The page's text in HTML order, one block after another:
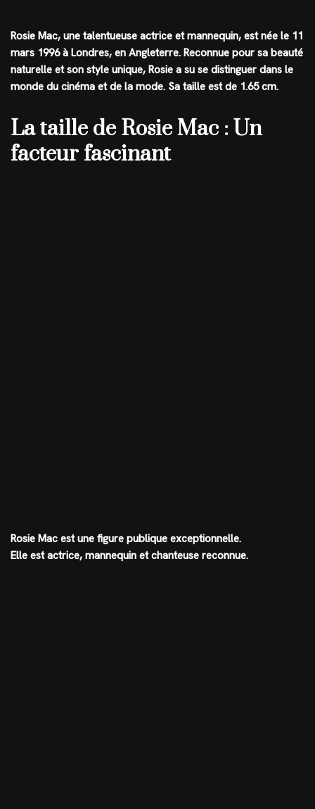
Rosie Mac, une talentueuse actrice et mannequin, est née le 11
mars 1996 à Londres, en Angleterre. Reconnue pour sa beauté
naturelle et son style unique, Rosie a su se distinguer dans le
monde du cinéma et de la mode. Sa taille est de 1.65 cm.
La taille de Rosie Mac : Un
facteur fascinant
Rosie Mac est une figure publique exceptionnelle.
Elle est actrice, mannequin et chanteuse reconnue.